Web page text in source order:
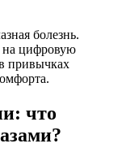
болезнь.
на цифровую
привычках
что